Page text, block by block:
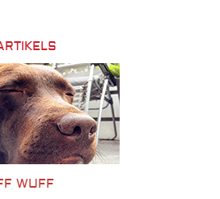
WUFF